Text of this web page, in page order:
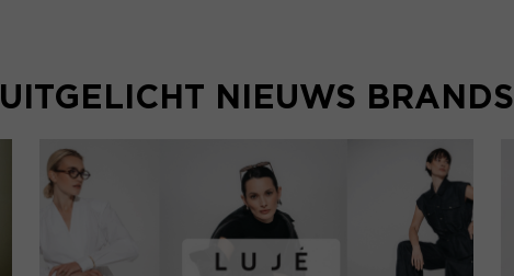
UITGELICHT NIEUWS BRANDS